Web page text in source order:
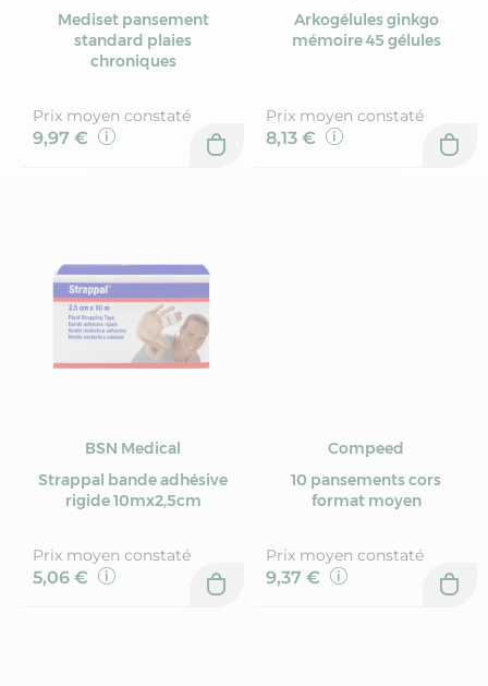
Mediset pansement
standard plaies
chroniques
Prix moyen constaté
9,97 €
Arkogélules ginkgo
mémoire 45 gélules
Prix moyen constaté
8,13 €
BSN Medical
Strappal bande adhésive
rigide 10mx2,5cm
Prix moyen constaté
5,06 €
Compeed
10 pansements cors
format moyen
Prix moyen constaté
9,37 €